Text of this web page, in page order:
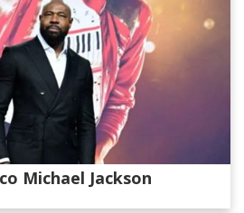
Michael Jackson